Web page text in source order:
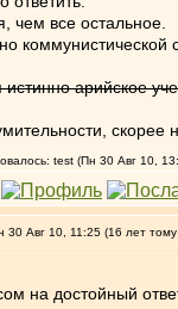
чем все остальное.
арийское
скорее
test (Пн 30 Авг 10,
30 Авг 10, 11:25 (16 лет
на достойный